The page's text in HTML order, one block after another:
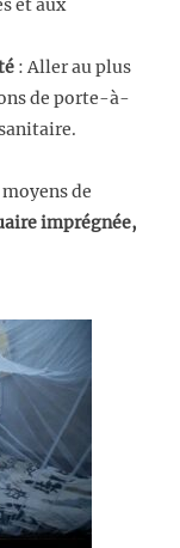
et aux
: Aller au plus
de porte-à-
de
imprégnée,